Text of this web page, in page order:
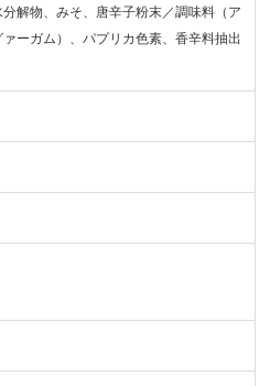
解物、みそ、唐辛子粉末／調味料（ア
ーガム）、パプリカ色素、香辛料抽出